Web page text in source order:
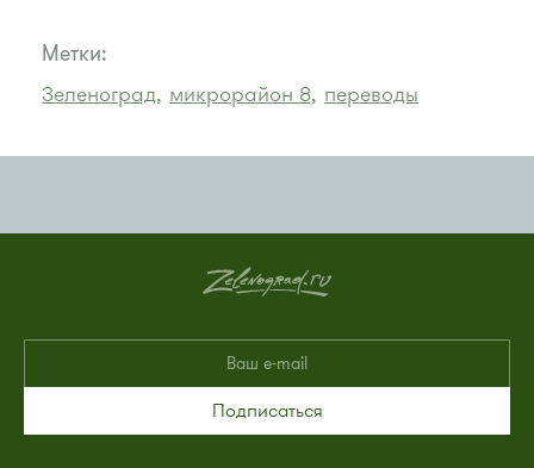
Метки:
Зеленоград, микрорайон 8, переводы
Подписаться